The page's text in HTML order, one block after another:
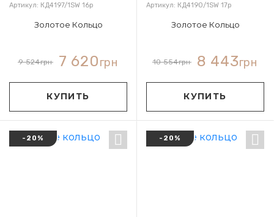
Артикул: КД4197/1SW 16р
Золотое Кольцо
9 524грн 7 620грн
КУПИТЬ
Артикул: КД4190/1SW 17р
Золотое Кольцо
10 554грн 8 443грн
КУПИТЬ
-20% -20%